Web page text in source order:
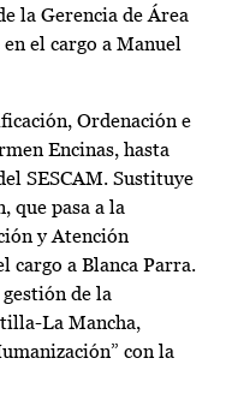
la Gerencia de Área
el cargo a Manuel
Ordenación e
Encinas, hasta
SESCAM. Sustituye
que pasa a la
y Atención
cargo a Blanca Parra.
de la
La Mancha,
con la